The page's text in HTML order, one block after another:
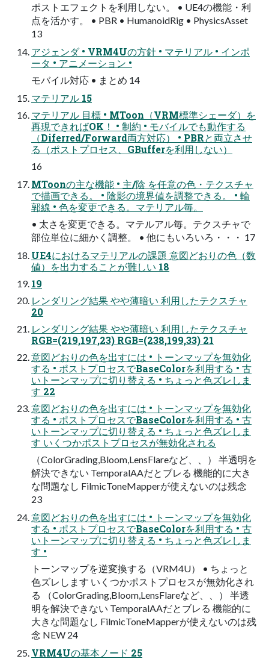
ポストエフェクトを利用しない。 • UE4の機能・利
点を活かす。 • PBR • HumanoidRig • PhysicsAsset
13
アジェンダ • VRM4Uの方針 • マテリアル • インポ
ータ • アニメーション •
モバイル対応 • まとめ 14
マテリアル 15
マテリアル 目標 • MToon（VRM標準シェーダ）を
再現できればOK！ • 制約 • モバイルでも動作する
（Diferred/Forward両方対応） • PBRと両立させ
る（ポストプロセス、GBufferを利用しない）
16
MToonの主な機能 • 主/陰 を任意の色・テクスチャ
で描画できる。 • 陰影の境界値を調整できる。 • 輪
郭線 • 色を変更できる。マテリアル毎。
• 太さを変更できる。マテルアル毎。テクスチャで
部位単位に細かく調整。 • 他にもいろいろ・・・ 17
UE4におけるマテリアルの課題 意図どおりの色（数
値）を出力することが難しい 18
19
レンダリング結果 やや薄暗い 利用したテクスチャ
20
レンダリング結果 やや薄暗い 利用したテクスチャ
RGB=(219,197,23) RGB=(238,199,33) 21
意図どおりの色を出すには • トーンマップを無効化
する • ポストプロセスでBaseColorを利用する • 古
いトーンマップに切り替える • ちょっと色ズレしま
す 22
意図どおりの色を出すには • トーンマップを無効化
する • ポストプロセスでBaseColorを利用する • 古
いトーンマップに切り替える • ちょっと色ズレしま
す いくつかポストプロセスが無効化される
（ColorGrading,Bloom,LensFlareなど、、） 半透明を
解決できない TemporalAAだとブレる 機能的に大き
な問題なし FilmicToneMapperが使えないのは残念
23
意図どおりの色を出すには • トーンマップを無効化
する • ポストプロセスでBaseColorを利用する • 古
いトーンマップに切り替える • ちょっと色ズレしま
す •
トーンマップを逆変換する（VRM4U） • ちょっと
色ズレします いくつかポストプロセスが無効化され
る （ColorGrading,Bloom,LensFlareなど、、） 半透
明を解決できない TemporalAAだとブレる 機能的に
大きな問題なし FilmicToneMapperが使えないのは残
念 NEW 24
VRM4Uの基本ノード 25